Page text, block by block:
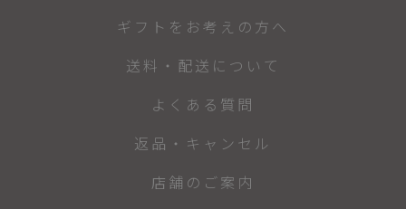
ギフトをお考えの方へ
送料・配送について
よくある質問
返品・キャンセル
店舗のご案内